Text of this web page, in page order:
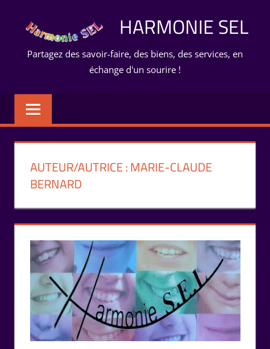
HARMONIE SEL
Partagez des savoir-faire, des biens, des services, en
échange d'un sourire !
AUTEUR/AUTRICE :MARIE-CLAUDE
BERNARD